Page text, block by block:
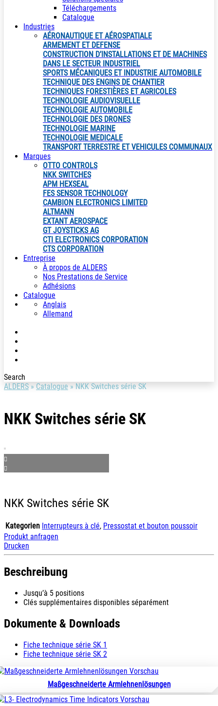
Téléchargements
Catalogue
Industries
AÉRONAUTIQUE ET AÉROSPATIALE
ARMEMENT ET DEFENSE
CONSTRUCTION D’INSTALLATIONS ET DE MACHINES
DANS LE SECTEUR INDUSTRIEL
SPORTS MÉCANIQUES ET INDUSTRIE AUTOMOBILE
TECHNIQUE DES ENGINS DE CHANTIER
TECHNIQUES FORESTIÈRES ET AGRICOLES
TECHNOLOGIE AUDIOVISUELLE
TECHNOLOGIE AUTOMOBILE
TECHNOLOGIE DES DRONES
TECHNOLOGIE MARINE
TECHNOLOGIE MEDICALE
TRANSPORT TERRESTRE ET VEHICULES COMMUNAUX
Marques
OTTO CONTROLS
NKK SWITCHES
APM HEXSEAL
FES SENSOR TECHNOLOGY
CAMBION ELECTRONICS LIMITED
ALTMANN
EXTANT AEROSPACE
GT JOYSTICKS AG
CTI ELECTRONICS CORPORATION
CTS CORPORATION
Entreprise
À propos de ALDERS
Nos Prestations de Service
Adhésions
Catalogue
Anglais
Allemand
Search
ALDERS » Catalogue » NKK Switches série SK
NKK Switches série SK
NKK Switches série SK
Kategorien Interrupteurs à clé, Pressostat et bouton poussoir
Produkt anfragen
Drucken
Beschreibung
Jusqu’à 5 positions
Clés supplémentaires disponibles séparément
Dokumente & Downloads
Fiche technique série SK 1
Fiche technique série SK 2
Maßgeschneiderte Armlehnenlösungen